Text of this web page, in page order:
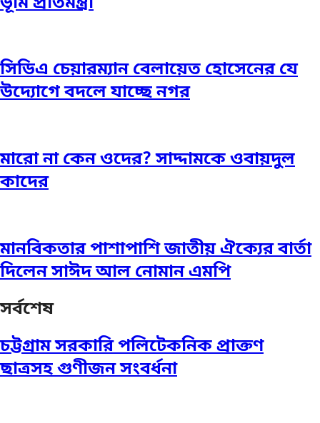
সিডিএ চেয়ারম্যান বেলায়েত হোসেনের যে
উদ্যোগে বদলে যাচ্ছে নগর
মারো না কেন ওদের? সাদ্দামকে ওবায়দুল
কাদের
মানবিকতার পাশাপাশি জাতীয় ঐক্যের বার্তা
দিলেন সাঈদ আল নোমান এমপি
সর্বশেষ
চট্টগ্রাম সরকারি পলিটেকনিক প্রাক্তণ
ছাত্রসহ গুণীজন সংবর্ধনা